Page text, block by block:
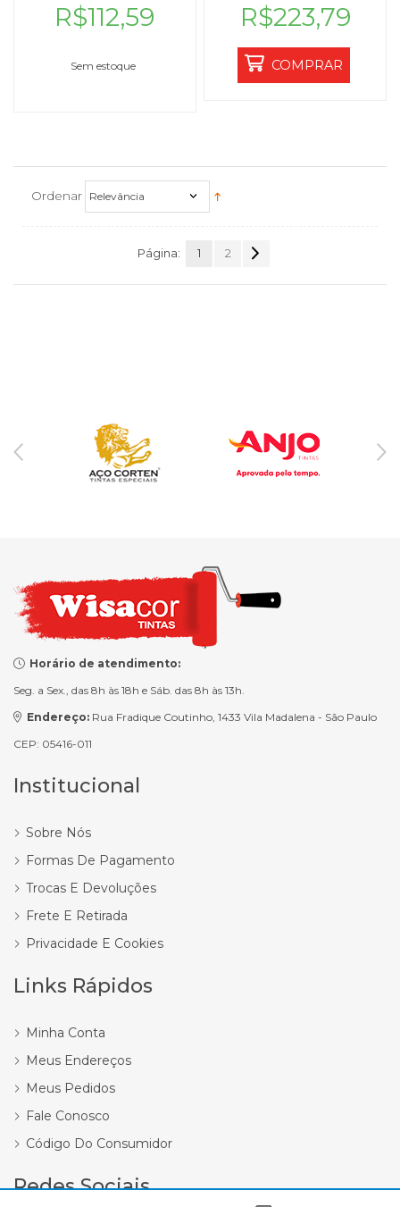
R$112,59
Sem estoque
R$223,79
COMPRAR
Ordenar Relevância
Página: 1 2
Horário de atendimento:
Seg. a Sex., das 8h às 18h e Sáb. das 8h às 13h.
Endereço: Rua Fradique Coutinho, 1433 Vila Madalena - São Paulo
CEP: 05416-011
Institucional
Sobre Nós
Formas De Pagamento
Trocas E Devoluções
Frete E Retirada
Privacidade E Cookies
Links Rápidos
Minha Conta
Meus Endereços
Meus Pedidos
Fale Conosco
Código Do Consumidor
Redes Sociais